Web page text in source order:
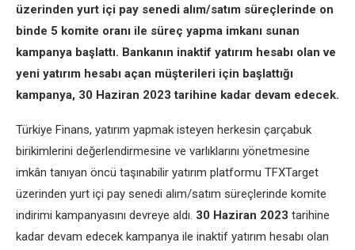
üzerinden yurt içi pay senedi alım/satım süreçlerinde on
binde 5 komite oranı ile süreç yapma imkanı sunan
kampanya başlattı. Bankanın inaktif yatırım hesabı olan ve
yeni yatırım hesabı açan müşterileri için başlattığı
kampanya, 30 Haziran 2023 tarihine kadar devam edecek.
Türkiye Finans, yatırım yapmak isteyen herkesin çarçabuk
birikimlerini değerlendirmesine ve varlıklarını yönetmesine
imkân tanıyan öncü taşınabilir yatırım platformu TFXTarget
üzerinden yurt içi pay senedi alım/satım süreçlerinde komite
indirimi kampanyasını devreye aldı. 30 Haziran 2023 tarihine
kadar devam edecek kampanya ile inaktif yatırım hesabı olan